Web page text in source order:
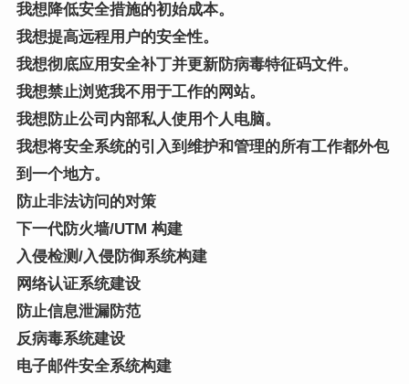
我想降低安全措施的初始成本。
我想提高远程用户的安全性。
我想彻底应用安全补丁并更新防病毒特征码文件。
我想禁止浏览我不用于工作的网站。
我想防止公司内部私人使用个人电脑。
我想将安全系统的引入到维护和管理的所有工作都外包
到一个地方。
防止非法访问的对策
下一代防火墙/UTM 构建
入侵检测/入侵防御系统构建
网络认证系统建设
防止信息泄漏防范
反病毒系统建设
电子邮件安全系统构建